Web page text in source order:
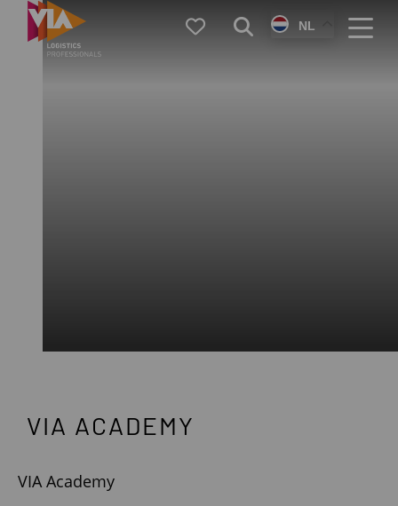
VIA
Logistics
FavorietenZoekenNL
VIA ACADEMY
VIA Academy